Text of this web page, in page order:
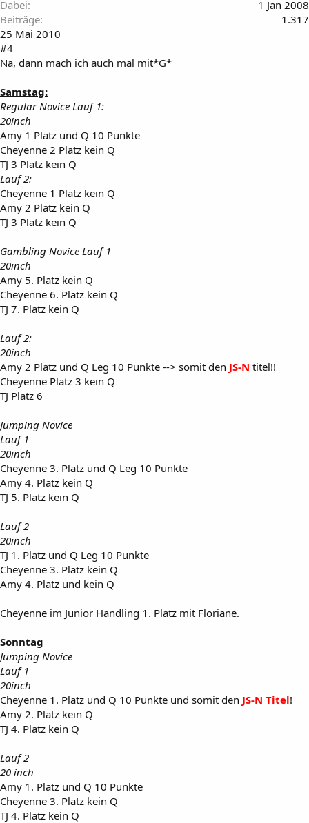
Dabei
1 Jan 2008
Beiträge
1.317
25 Mai 2010
#4
Na, dann mach ich auch mal mit*G*
Samstag:
Regular Novice Lauf 1:
20inch
Amy 1 Platz und Q 10 Punkte
Cheyenne 2 Platz kein Q
TJ 3 Platz kein Q
Lauf 2:
Cheyenne 1 Platz kein Q
Amy 2 Platz kein Q
TJ 3 Platz kein Q
Gambling Novice Lauf 1
20inch
Amy 5. Platz kein Q
Cheyenne 6. Platz kein Q
TJ 7. Platz kein Q
Lauf 2:
20inch
Amy 2 Platz und Q Leg 10 Punkte --> somit den JS-N titel!!
Cheyenne Platz 3 kein Q
TJ Platz 6
Jumping Novice
Lauf 1
20inch
Cheyenne 3. Platz und Q Leg 10 Punkte
Amy 4. Platz kein Q
TJ 5. Platz kein Q
Lauf 2
20inch
TJ 1. Platz und Q Leg 10 Punkte
Cheyenne 3. Platz kein Q
Amy 4. Platz und kein Q
Cheyenne im Junior Handling 1. Platz mit Floriane.
Sonntag
Jumping Novice
Lauf 1
20inch
Cheyenne 1. Platz und Q 10 Punkte und somit den JS-N Titel!
Amy 2. Platz kein Q
TJ 4. Platz kein Q
Lauf 2
20 inch
Amy 1. Platz und Q 10 Punkte
Cheyenne 3. Platz kein Q
TJ 4. Platz kein Q